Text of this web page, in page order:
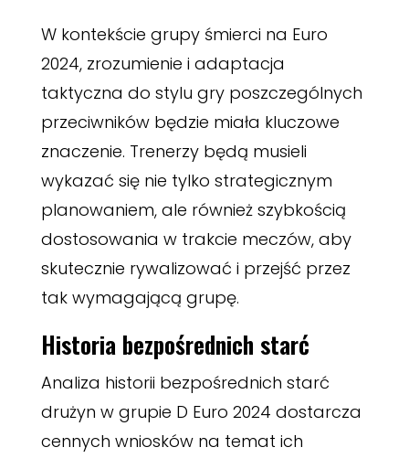
W kontekście grupy śmierci na Euro
2024, zrozumienie i adaptacja
taktyczna do stylu gry poszczególnych
przeciwników będzie miała kluczowe
znaczenie. Trenerzy będą musieli
wykazać się nie tylko strategicznym
planowaniem, ale również szybkością
dostosowania w trakcie meczów, aby
skutecznie rywalizować i przejść przez
tak wymagającą grupę.
Historia bezpośrednich starć
Analiza historii bezpośrednich starć
drużyn w grupie D Euro 2024 dostarcza
cennych wniosków na temat ich